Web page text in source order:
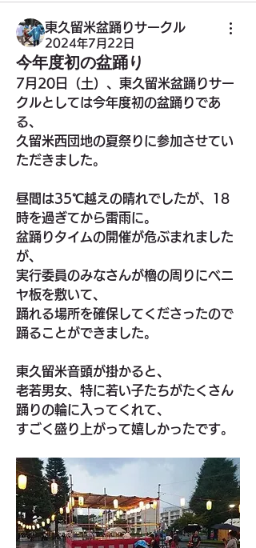
東久留米盆踊りサークル
2024年7月22日
今年度初の盆踊り
7月20日（土）、東久留米盆踊りサー
クルとしては今年度初の盆踊りであ
る、
久留米西団地の夏祭りに参加させてい
ただきました。
昼間は35℃越えの晴れでしたが、18
時を過ぎてから雷雨に。
盆踊りタイムの開催が危ぶまれました
が、
実行委員のみなさんが櫓の周りにベニ
ヤ板を敷いて、
踊れる場所を確保してくださったので
踊ることができました。
東久留米音頭が掛かると、
老若男女、特に若い子たちがたくさん
踊りの輪に入ってくれて、
すごく盛り上がって嬉しかったです。